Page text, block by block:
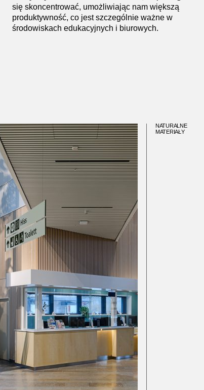
się skoncentrować, umożliwiając nam większą
produktywność, co jest szczególnie ważne w
środowiskach edukacyjnych i biurowych.
NATURALNE
MATERIAŁY